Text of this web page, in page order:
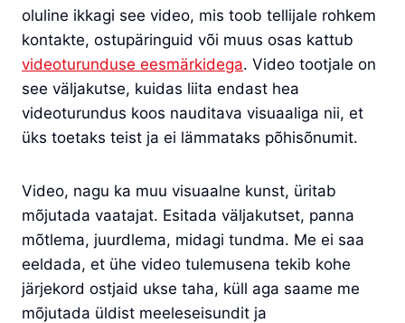
oluline ikkagi see video, mis toob tellijale rohkem
kontakte, ostupäringuid või muus osas kattub
videoturunduse eesmärkidega. Video tootjale on
see väljakutse, kuidas liita endast hea
videoturundus koos nauditava visuaaliga nii, et
üks toetaks teist ja ei lämmataks põhisõnumit.
Video, nagu ka muu visuaalne kunst, üritab
mõjutada vaatajat. Esitada väljakutset, panna
mõtlema, juurdlema, midagi tundma. Me ei saa
eeldada, et ühe video tulemusena tekib kohe
järjekord ostjaid ukse taha, küll aga saame me
mõjutada üldist meeleseisundit ja